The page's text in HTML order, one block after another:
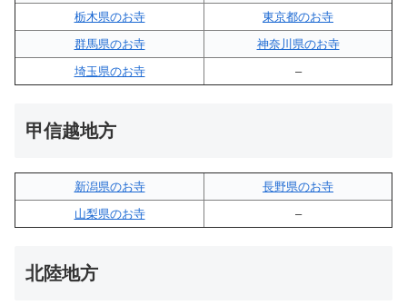
栃木県のお寺
東京都のお寺
群馬県のお寺
神奈川県のお寺
埼玉県のお寺
–
甲信越地方
新潟県のお寺
長野県のお寺
山梨県のお寺
–
北陸地方